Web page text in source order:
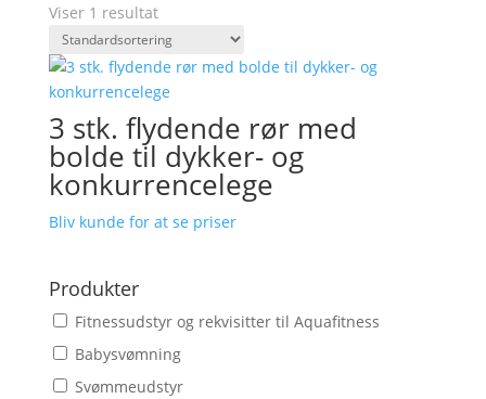
Viser 1 resultat
3 stk. flydende rør med
bolde til dykker- og
konkurrencelege
Bliv kunde for at se priser
Produkter
Fitnessudstyr og rekvisitter til Aquafitness
Babysvømning
Svømmeudstyr